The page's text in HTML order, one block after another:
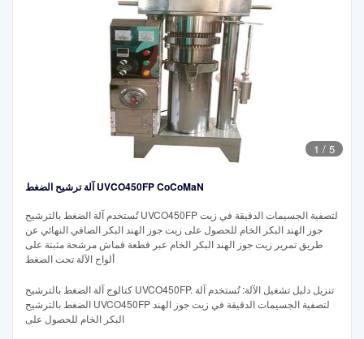
1 / 5
آلة ترشيح الضغط UVCO450FP CoCoMaN
تُستخدم آلة الضغط بالترشيح UVCO450FP لتصفية الجسيمات الدقيقة في زيت
جوز الهند البكر الخام للحصول على زيت جوز الهند البكر الصافي النهائي عن
طريق تمرير زيت جوز الهند البكر الخام عبر قطعة قماش مرشحة مثبتة على
ألواح الآلة تحت الضغط
كتالوج آلة الضغط بالترشيح UVCO450FP. تنزيل دليل تشغيل الآلة: تُستخدم آلة
الضغط بالترشيح UVCO450FP لتصفية الجسيمات الدقيقة في زيت جوز الهند
البكر الخام للحصول على